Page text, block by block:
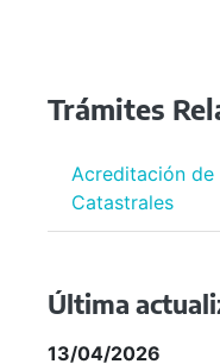
Trámites
Acreditación de
Catastrales
Última
13/04/2026